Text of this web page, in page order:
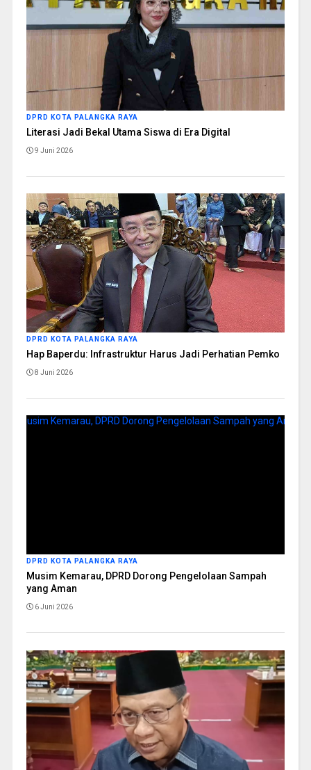
DPRD KOTA PALANGKA RAYA
Literasi Jadi Bekal Utama Siswa di Era Digital
9 Juni 2026
DPRD KOTA PALANGKA RAYA
Hap Baperdu: Infrastruktur Harus Jadi Perhatian Pemko
8 Juni 2026
DPRD KOTA PALANGKA RAYA
Musim Kemarau, DPRD Dorong Pengelolaan Sampah
yang Aman
6 Juni 2026